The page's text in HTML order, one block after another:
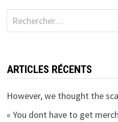
Rechercher :
ARTICLES RÉCENTS
However, we thought the
« You dont have to get